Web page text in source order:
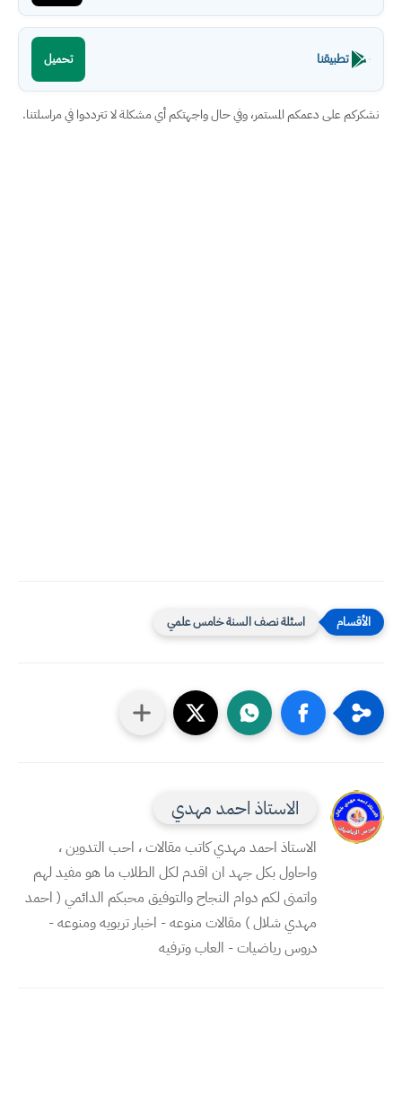
تطبيقنا تحميل
نشكركم على دعمكم المستمر، وفي حال واجهتكم أي مشكلة لا تترددوا في مراسلتنا.
اسئلة نصف السنة خامس علمي
الاستاذ احمد مهدي
الاستاذ احمد مهدي كاتب مقالات ، احب التدوين ،
واحاول بكل جهد ان اقدم لكل الطلاب ما هو مفيد لهم
واتمنى لكم دوام النجاح والتوفيق محبكم الدائمي ( احمد
مهدي شلال ) مقالات منوعه - اخبار تربويه ومنوعه -
دروس رياضيات - العاب وترفيه